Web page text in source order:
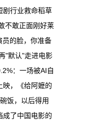
30万以下
政府的方式，
量，却几乎没
本网原创
剧行业救命稻草
不敢正面刚好莱
员的脸，你准备
"默认"走进电影
：一场被AI自
映，《给阿嬷的
饭，以后得用
成了中国电影的